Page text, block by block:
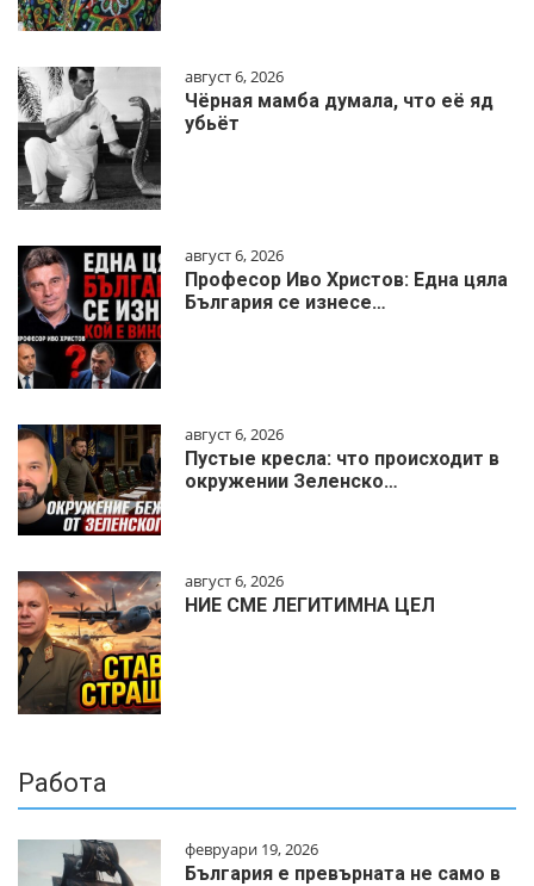
август 6, 2026
Чёрная мамба думала, что её яд
убьёт
август 6, 2026
Професор Иво Христов: Една цяла
България се изнесе…
август 6, 2026
Пустые кресла: что происходит в
окружении Зеленско…
август 6, 2026
НИЕ СМЕ ЛЕГИТИМНА ЦЕЛ
Работа
февруари 19, 2026
България е превърната не само в